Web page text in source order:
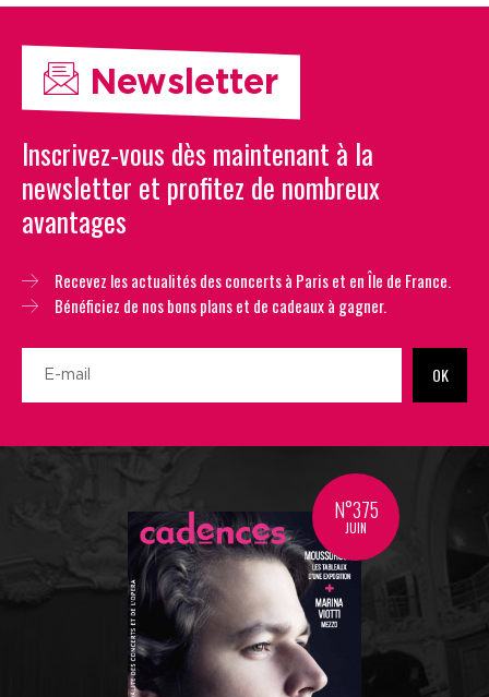
Newsletter
Inscrivez-vous dès maintenant à la
newsletter et profitez de nombreux
avantages
Recevez les actualités des concerts à Paris et en Île de France.
Bénéficiez de nos bons plans et de cadeaux à gagner.
OK
N°375
JUIN